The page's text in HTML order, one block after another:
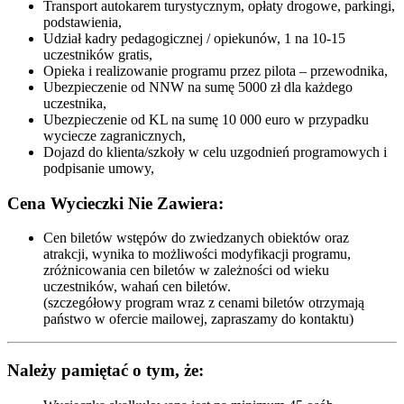
Transport autokarem turystycznym, opłaty drogowe, parkingi,
podstawienia,
Udział kadry pedagogicznej / opiekunów, 1 na 10-15
uczestników gratis,
Opieka i realizowanie programu przez pilota – przewodnika,
Ubezpieczenie od NNW na sumę 5000 zł dla każdego
uczestnika,
Ubezpieczenie od KL na sumę 10 000 euro w przypadku
wyciecze zagranicznych,
Dojazd do klienta/szkoły w celu uzgodnień programowych i
podpisanie umowy,
Cena Wycieczki Nie Zawiera:
Cen biletów wstępów do zwiedzanych obiektów oraz
atrakcji, wynika to możliwości modyfikacji programu,
zróżnicowania cen biletów w zależności od wieku
uczestników, wahań cen biletów.
(szczegółowy program wraz z cenami biletów otrzymają
państwo w ofercie mailowej, zapraszamy do kontaktu)
Należy pamiętać o tym, że: